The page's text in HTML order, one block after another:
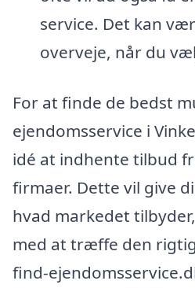
service. Det kan
overveje, når du
For at finde de bedst
ejendomsservice i
idé at indhente tilbud
firmaer. Dette vil give
hvad markedet
med at træffe den
find-